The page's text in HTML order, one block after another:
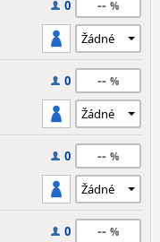
0 --
0 --
0 --
0 --